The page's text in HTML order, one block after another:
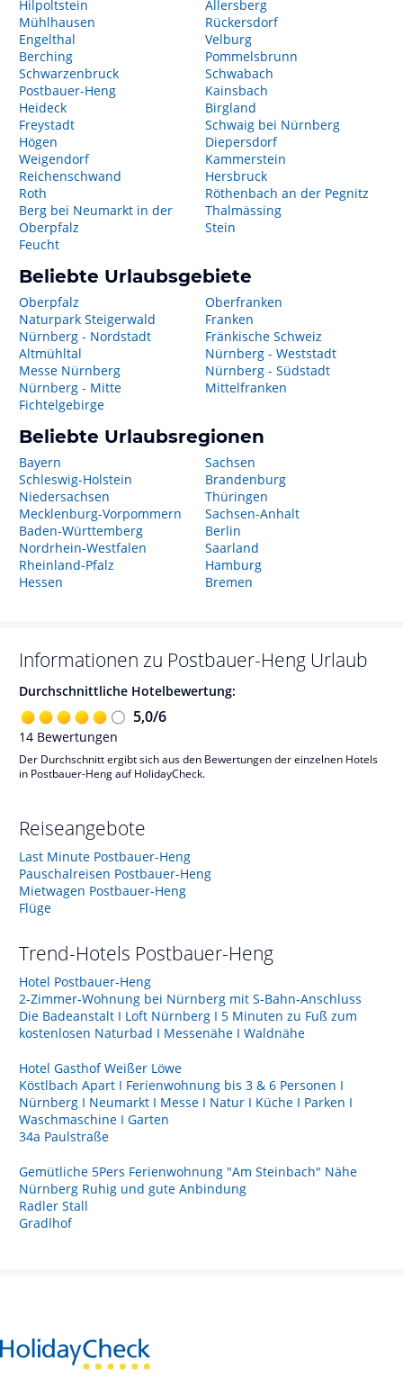
Hilpoltstein
Mühlhausen
Engelthal
Berching
Schwarzenbruck
Postbauer-Heng
Heideck
Freystadt
Högen
Weigendorf
Reichenschwand
Roth
Berg bei Neumarkt in der
Oberpfalz
Feucht
Allersberg
Rückersdorf
Velburg
Pommelsbrunn
Schwabach
Kainsbach
Birgland
Schwaig bei Nürnberg
Diepersdorf
Kammerstein
Hersbruck
Röthenbach an der Pegnitz
Thalmässing
Stein
Beliebte Urlaubsgebiete
Oberpfalz
Naturpark Steigerwald
Nürnberg - Nordstadt
Altmühltal
Messe Nürnberg
Nürnberg - Mitte
Fichtelgebirge
Oberfranken
Franken
Fränkische Schweiz
Nürnberg - Weststadt
Nürnberg - Südstadt
Mittelfranken
Beliebte Urlaubsregionen
Bayern
Schleswig-Holstein
Niedersachsen
Mecklenburg-Vorpommern
Baden-Württemberg
Nordrhein-Westfalen
Rheinland-Pfalz
Hessen
Sachsen
Brandenburg
Thüringen
Sachsen-Anhalt
Berlin
Saarland
Hamburg
Bremen
Informationen zu Postbauer-Heng Urlaub
Durchschnittliche Hotelbewertung:
5,0/6
14 Bewertungen
Der Durchschnitt ergibt sich aus den Bewertungen der einzelnen Hotels
in Postbauer-Heng auf HolidayCheck.
Reiseangebote
Last Minute Postbauer-Heng
Pauschalreisen Postbauer-Heng
Mietwagen Postbauer-Heng
Flüge
Trend-Hotels Postbauer-Heng
Hotel Postbauer-Heng
2-Zimmer-Wohnung bei Nürnberg mit S-Bahn-Anschluss
Die Badeanstalt I Loft Nürnberg I 5 Minuten zu Fuß zum
kostenlosen Naturbad I Messenähe I Waldnähe
Hotel Gasthof Weißer Löwe
Köstlbach Apart I Ferienwohnung bis 3 & 6 Personen I
Nürnberg I Neumarkt I Messe I Natur I Küche I Parken I
Waschmaschine I Garten
34a Paulstraße
Gemütliche 5Pers Ferienwohnung "Am Steinbach" Nähe
Nürnberg Ruhig und gute Anbindung
Radler Stall
Gradlhof